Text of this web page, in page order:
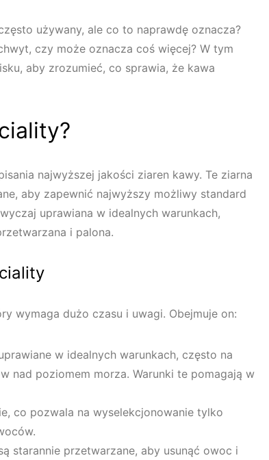
używany, ale co to naprawdę oznacza?
czy może oznacza coś więcej? W tym
aby zrozumieć, co sprawia, że kawa
najwyższej jakości ziaren kawy. Te ziarna
aby zapewnić najwyższy możliwy standard
uprawiana w idealnych warunkach,
i palona.
wymaga dużo czasu i uwagi. Obejmuje on:
w idealnych warunkach, często na
nad poziomem morza. Warunki te pomagają w
co pozwala na wyselekcjonowanie tylko
starannie przetwarzane, aby usunąć owoc i